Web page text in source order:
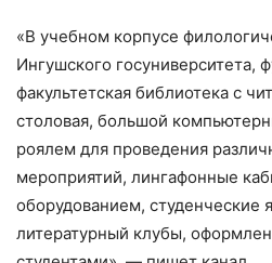
«В учебном корпусе
Ингушского госуниверситета,
факультетская библиотека с
столовая, большой
роялем для проведения
мероприятий, лингафонные
оборудованием, студенческие
литературный клубы,